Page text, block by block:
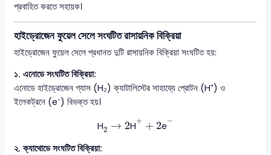
প্রবাহিত করতে সহায়ক।
হাইড্রোজেন ফুয়েল সেলে সংঘটিত রাসায়নিক বিক্রিয়া
হাইড্রোজেন ফুয়েল সেলে প্রধানত দুটি রাসায়নিক বিক্রিয়া সংঘটিত হয়:
১. এনোডে সংঘটিত বিক্রিয়া:
এনোডে হাইড্রোজেন গ্যাস (H₂) ক্যাটালিস্টের সাহায্যে প্রোটন (H⁺) ও
ইলেকট্রনে (e⁻) বিভক্ত হয়।
H2 → 2H+ + 2e−
2 H+ 2e −
২. ক্যাথোডে সংঘটিত বিক্রিয়া: